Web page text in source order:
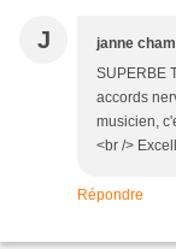
J janne
SUPERBE
accords
musicien,
<br />
Répondre